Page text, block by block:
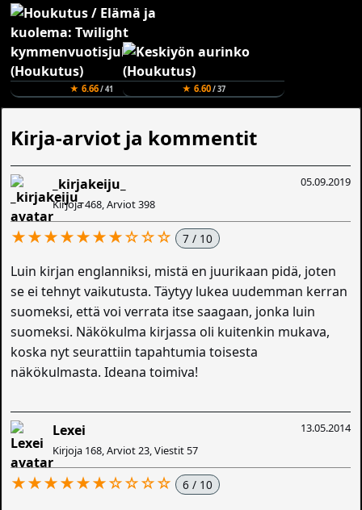
★ 6.66/ 41 ★ 6.60/ 37
Kirja-arviot ja kommentit
05.09.2019
_kirjakeiju_
Kirjoja 468, Arviot 398
★★★★★★★☆☆☆ 7 / 10
Luin kirjan englanniksi, mistä en juurikaan pidä, joten
se ei tehnyt vaikutusta. Täytyy lukea uudemman kerran
suomeksi, että voi verrata itse saagaan, jonka luin
suomeksi. Näkökulma kirjassa oli kuitenkin mukava,
koska nyt seurattiin tapahtumia toisesta
näkökulmasta. Ideana toimiva!
13.05.2014
Lexei
Kirjoja 168, Arviot 23, Viestit 57
★★★★★★☆☆☆☆ 6 / 10